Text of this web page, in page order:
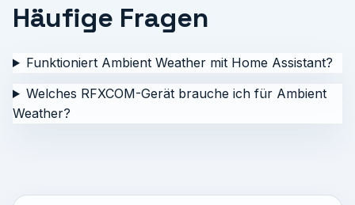
Häufige Fragen
Funktioniert Ambient Weather mit Home Assistant?
Welches RFXCOM-Gerät brauche ich für Ambient
Weather?